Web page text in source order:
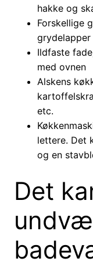
hakke og
Forskellige
Ildfaste
med ovnen
Alskens
etc.
lettere. Det
og en
Det